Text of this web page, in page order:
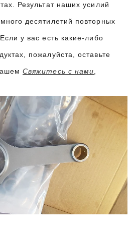
Результат наших усилий
десятилетий повторных
у вас есть какие-либо
пожалуйста, оставьте
Свяжитесь с нами